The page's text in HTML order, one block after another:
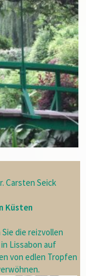
Carsten Seick
Küsten
die reizvollen
Lissabon auf
von edlen Tropfen